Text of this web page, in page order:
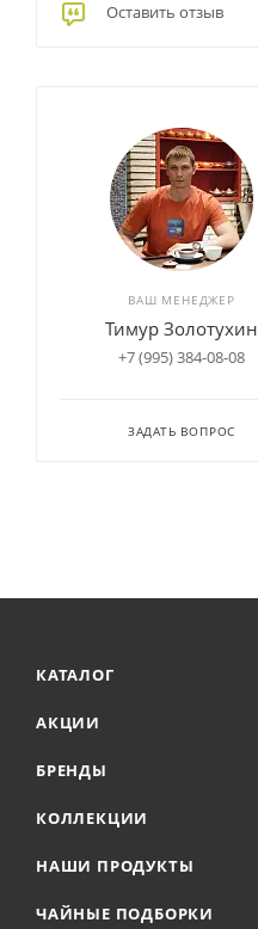
Оставить отзыв
ВАШ МЕНЕДЖЕР
Тимур Золотухин
+7 (995) 384-08-08
ЗАДАТЬ ВОПРОС
КАТАЛОГ
АКЦИИ
БРЕНДЫ
КОЛЛЕКЦИИ
НАШИ ПРОДУКТЫ
ЧАЙНЫЕ ПОДБОРКИ